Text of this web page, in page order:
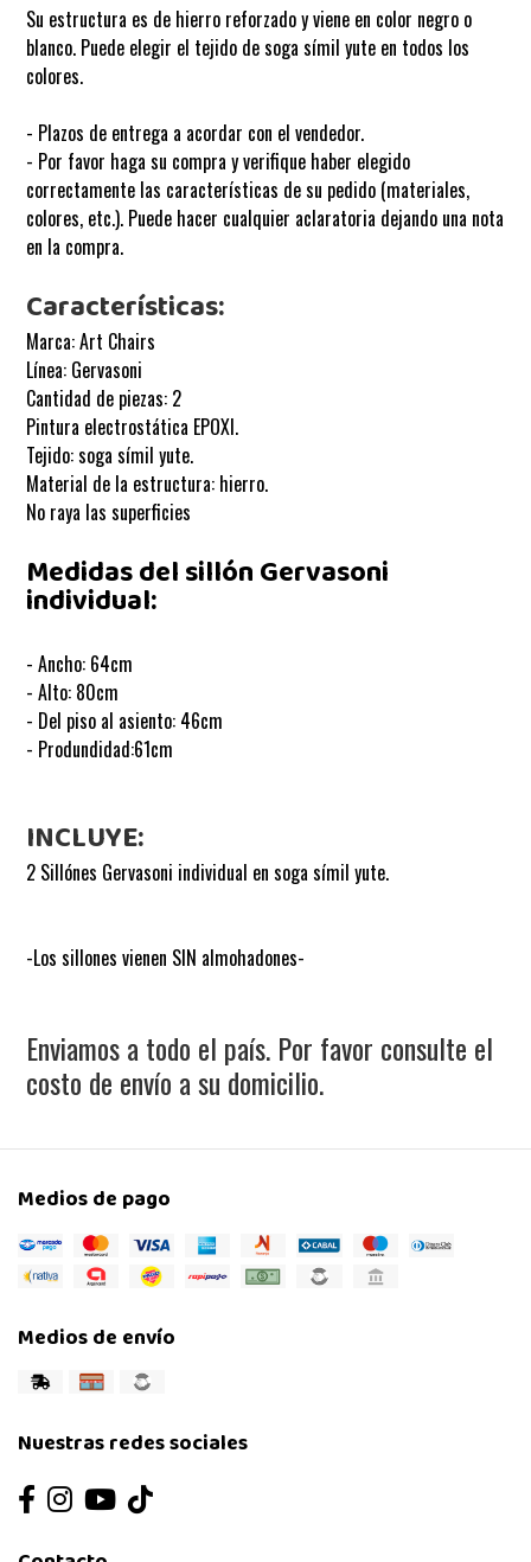
Su estructura es de hierro reforzado y viene en color negro o
blanco. Puede elegir el tejido de soga símil yute en todos los
colores.
- Plazos de entrega a acordar con el vendedor.
- Por favor haga su compra y verifique haber elegido
correctamente las características de su pedido (materiales,
colores, etc.). Puede hacer cualquier aclaratoria dejando una nota
en la compra.
Características:
Marca: Art Chairs
Línea: Gervasoni
Cantidad de piezas: 2
Pintura electrostática EPOXI.
Tejido: soga símil yute.
Material de la estructura: hierro.
No raya las superficies
Medidas del sillón Gervasoni
individual:
- Ancho: 64cm
- Alto: 80cm
- Del piso al asiento: 46cm
- Produndidad:61cm
INCLUYE:
2 Sillónes Gervasoni individual en soga símil yute.
-Los sillones vienen SIN almohadones-
Enviamos a todo el país. Por favor consulte el
costo de envío a su domicilio.
Medios de pago
Medios de envío
Nuestras redes sociales